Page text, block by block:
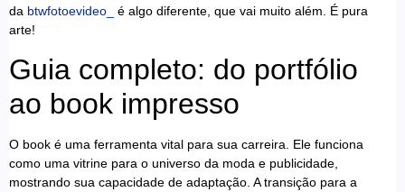
da btwfotoevideo_
é algo diferente, que vai muito além. É pura
arte!
Guia completo: do portfólio
ao book impresso
O book é uma ferramenta vital para sua carreira. Ele funciona
como uma vitrine para o universo da moda e publicidade,
mostrando sua capacidade de adaptação. A transição para a